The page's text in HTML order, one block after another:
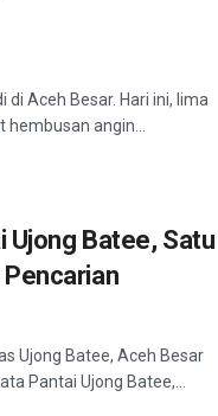
di Aceh Besar. Hari ini, lima
angin...
Ujong Batee, Satu
Ujong Batee, Aceh Besar
Pantai Ujong Batee,...